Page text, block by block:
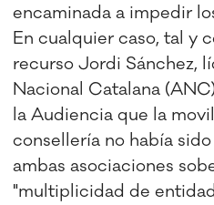
encaminada a impedir
En cualquier caso, tal y
recurso Jordi Sánchez,
Nacional Catalana
la Audiencia que la
consellería no había
ambas asociaciones
"multiplicidad de